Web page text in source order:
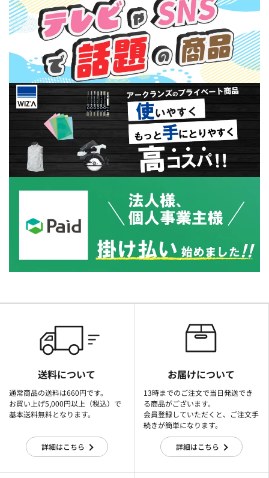
送料について
通常商品の送料は660円です。
お買い上げ5,000円以上（税込）で
基本送料無料となります。
詳細はこちら
お届けについて
13時までのご注文で当日発送でき
る商品がございます。
会員登録していただくと、ご注文手
続きが簡単になります。
詳細はこちら